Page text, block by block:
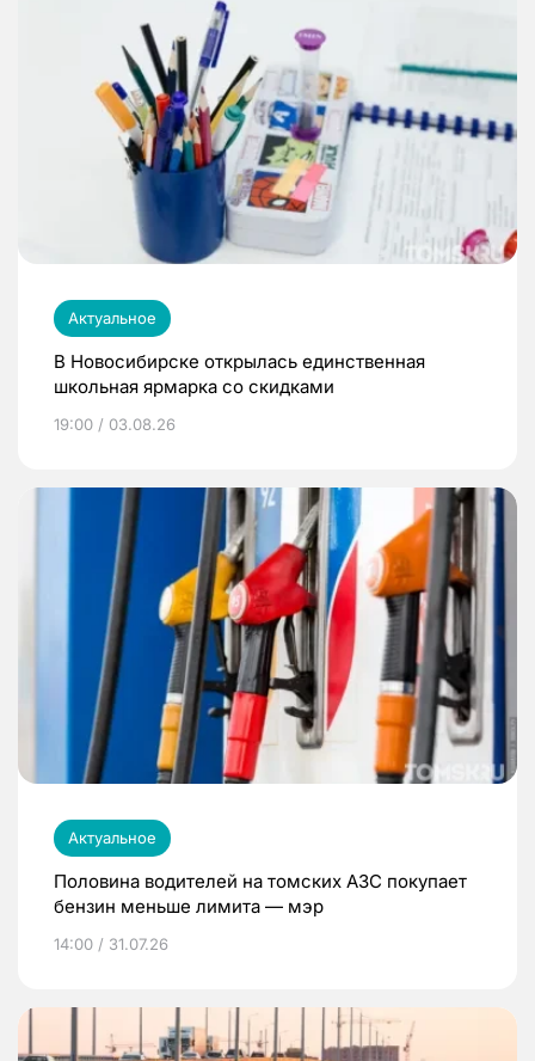
Актуальное
В Новосибирске открылась единственная
школьная ярмарка со скидками
19:00 / 03.08.26
Актуальное
Половина водителей на томских АЗС покупает
бензин меньше лимита — мэр
14:00 / 31.07.26